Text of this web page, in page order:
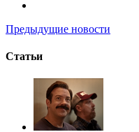
Предыдущие новости
Статьи